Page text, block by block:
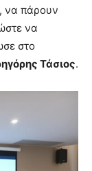
να πάρουν
να
στο
Τάσιος.